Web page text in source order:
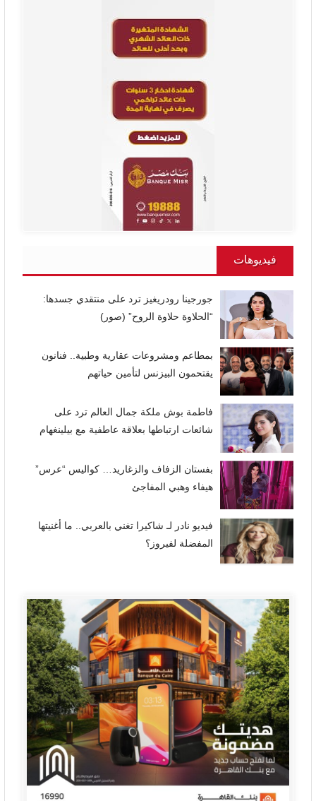
فيديوهات
جورجينا رودريغيز ترد على منتقدي جسدها:
“الحلاوة حلاوة الروح” (صور)
بمطاعم ومشروعات عقارية وطبية.. فنانون
يقتحمون البيزنس لتأمين حياتهم
فاطمة بوش ملكة جمال العالم ترد على
شائعات ارتباطها بعلاقة عاطفية مع بيلينغهام
بفستان الزفاف والزغاريد… كواليس “عرس”
هيفاء وهبي المفاجئ
فيديو نادر لـ شاكيرا تغني بالعربي.. ما أغنيتها
المفضلة لفيروز؟